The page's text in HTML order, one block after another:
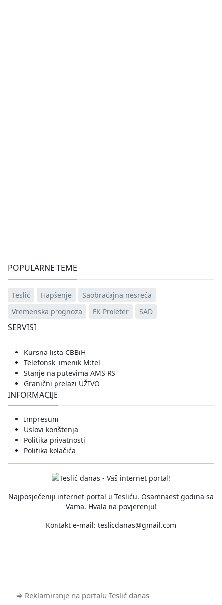
POPULARNE TEME
Teslić Hapšenje
Saobraćajna nesreća
Vremenska prognoza
FK Proleter SAD
SERVISI
Kursna lista CBBiH
Telefonski imenik M:tel
Stanje na putevima AMS RS
Granični prelazi UŽIVO
INFORMACIJE
Impresum
Uslovi korištenja
Politika privatnosti
Politika kolačića
Najposjećeniji internet portal u Tesliću. Osamnaest godina sa
Vama. Hvala na povjerenju!
Kontakt e-mail: teslicdanas@gmail.com
⇒ Reklamiranje na portalu Teslić danas